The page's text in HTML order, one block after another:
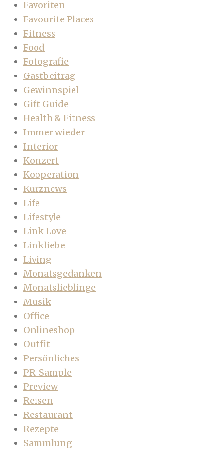
Favoriten
Favourite Places
Fitness
Food
Fotografie
Gastbeitrag
Gewinnspiel
Gift Guide
Health & Fitness
Immer wieder
Interior
Konzert
Kooperation
Kurznews
Life
Lifestyle
Link Love
Linkliebe
Living
Monatsgedanken
Monatslieblinge
Musik
Office
Onlineshop
Outfit
Persönliches
PR-Sample
Preview
Reisen
Restaurant
Rezepte
Sammlung